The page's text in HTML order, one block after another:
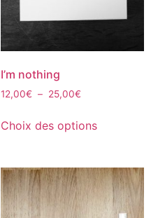
I’m nothing
12,00€ – 25,00€
Choix des options